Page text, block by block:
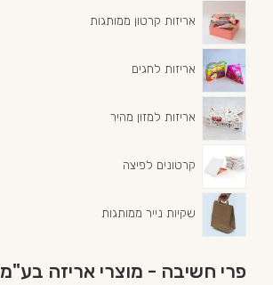
אריזות קרטון ממותגות
אריזות לחגים
אריזות למזון מהיר
קרטונים לפיצה
שקיות נייר ממותגות
פרי חשיבה - מוצרי אריזה בע"מ